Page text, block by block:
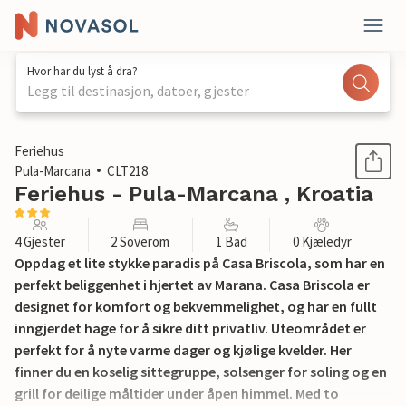
Hvor har du lyst å dra?
Legg til destinasjon, datoer, gjester
1 / 25
Feriehus
Pula-Marcana
CLT218
Feriehus - Pula-Marcana , Kroatia
4 Gjester 2 Soverom 1 Bad 0 Kjæledyr
Oppdag et lite stykke paradis på Casa Briscola, som har en
perfekt beliggenhet i hjertet av Marana. Casa Briscola er
designet for komfort og bekvemmelighet, og har en fullt
inngjerdet hage for å sikre ditt privatliv. Uteområdet er
perfekt for å nyte varme dager og kjølige kvelder. Her
finner du en koselig sittegruppe, solsenger for soling og en
grill for deilige måltider under åpen himmel. Med to